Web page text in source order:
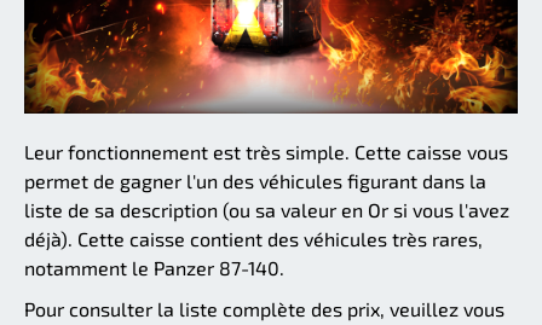
Leur fonctionnement est très simple. Cette caisse vous
permet de gagner l'un des véhicules figurant dans la
liste de sa description (ou sa valeur en Or si vous l'avez
déjà). Cette caisse contient des véhicules très rares,
notamment le Panzer 87-140.
Pour consulter la liste complète des prix, veuillez vous